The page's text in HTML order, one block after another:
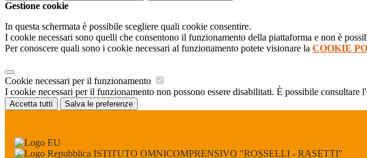
Gestione cookie
In questa schermata è possibile scegliere quali cookie consentire.
I cookie necessari sono quelli che consentono il funzionamento della piattaforma e non è
Per conoscere quali sono i cookie necessari al funzionamento potete visionare la COOKIE
Cookie necessari per il funzionamento
I cookie necessari per il funzionamento non possono essere disabilitati. È possibile consultare
Accetta tutti Salva le preferenze
ISTITUTO OMNICOMPRENSIVO "ROSSELLI - RASETTI"